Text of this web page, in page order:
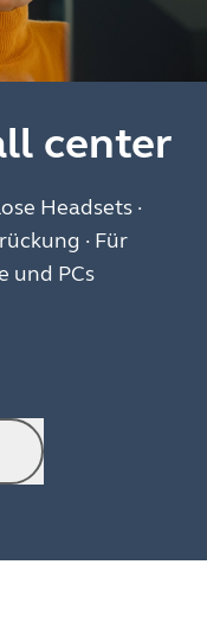
center
Headsets ·
· Für
und PCs